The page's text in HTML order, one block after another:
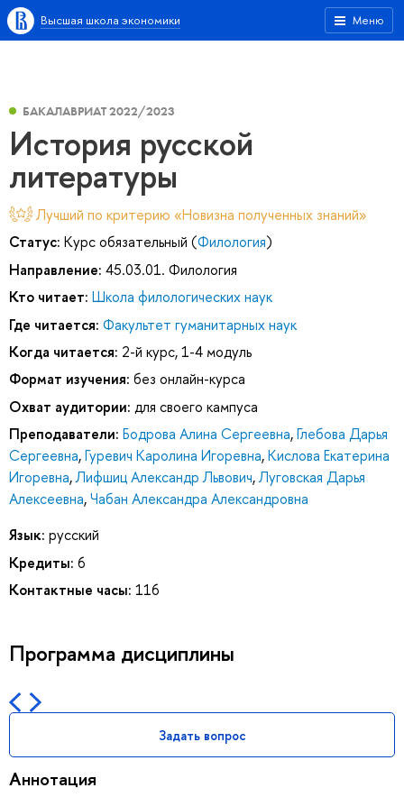
Меню
Высшая школа экономики
БАКАЛАВРИАТ 2022/2023
История русской
литературы
Лучший по критерию «Новизна полученных знаний»
Статус: Курс обязательный (Филология)
Направление: 45.03.01. Филология
Кто читает: Школа филологических наук
Где читается: Факультет гуманитарных наук
Когда читается: 2-й курс, 1-4 модуль
Формат изучения: без онлайн-курса
Охват аудитории: для своего кампуса
Преподаватели: Бодрова Алина Сергеевна,Глебова Дарья
Сергеевна,Гуревич Каролина Игоревна,Кислова Екатерина
Игоревна,Лифшиц Александр Львович,Луговская Дарья
Алексеевна,Чабан Александра Александровна
Язык: русский
Кредиты: 6
Контактные часы: 116
Программа дисциплины
Задать вопрос
Аннотация